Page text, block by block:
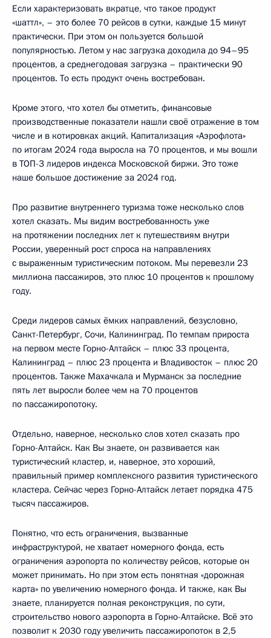
Если характеризовать вкратце, что такое продукт
«шаттл», – это более 70 рейсов в сутки, каждые 15 минут
практически. При этом он пользуется большой
популярностью. Летом у нас загрузка доходила до 94–95
процентов, а среднегодовая загрузка – практически 90
процентов. То есть продукт очень востребован.
Кроме этого, что хотел бы отметить, финансовые
производственные показатели нашли своё отражение в том
числе и в котировках акций. Капитализация «Аэрофлота»
по итогам 2024 года выросла на 70 процентов, и мы вошли
в ТОП-3 лидеров индекса Московской биржи. Это тоже
наше большое достижение за 2024 год.
Про развитие внутреннего туризма тоже несколько слов
хотел сказать. Мы видим востребованность уже
на протяжении последних лет к путешествиям внутри
России, уверенный рост спроса на направлениях
с выраженным туристическим потоком. Мы перевезли 23
миллиона пассажиров, это плюс 10 процентов к прошлому
году.
Среди лидеров самых ёмких направлений, безусловно,
Санкт-Петербург, Сочи, Калининград. По темпам прироста
на первом месте Горно-Алтайск – плюс 33 процента,
Калининград – плюс 23 процента и Владивосток – плюс 20
процентов. Также Махачкала и Мурманск за последние
пять лет выросли более чем на 70 процентов
по пассажиропотоку.
Отдельно, наверное, несколько слов хотел сказать про
Горно-Алтайск. Как Вы знаете, он развивается как
туристический кластер, и, наверное, это хороший,
правильный пример комплексного развития туристического
кластера. Сейчас через Горно-Алтайск летает порядка 475
тысяч пассажиров.
Понятно, что есть ограничения, вызванные
инфраструктурой, не хватает номерного фонда, есть
ограничения аэропорта по количеству рейсов, которые он
может принимать. Но при этом есть понятная «дорожная
карта» по увеличению номерного фонда. И также, как Вы
знаете, планируется полная реконструкция, по сути,
строительство нового аэропорта в Горно-Алтайске. Всё это
позволит к 2030 году увеличить пассажиропоток в 2,5